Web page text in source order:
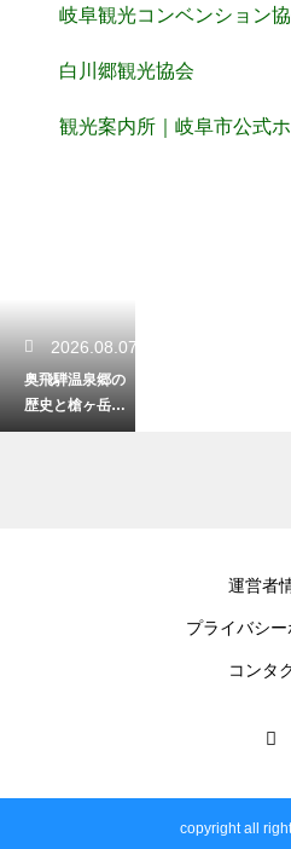
岐阜観光コンベンション
白川郷観光協会
観光案内所｜岐阜市公式
2026.08.07
奥飛騨温泉郷の
歴史と槍ヶ岳の
深い繋がりと
運営者
プライバシ
コンタ
copyright all